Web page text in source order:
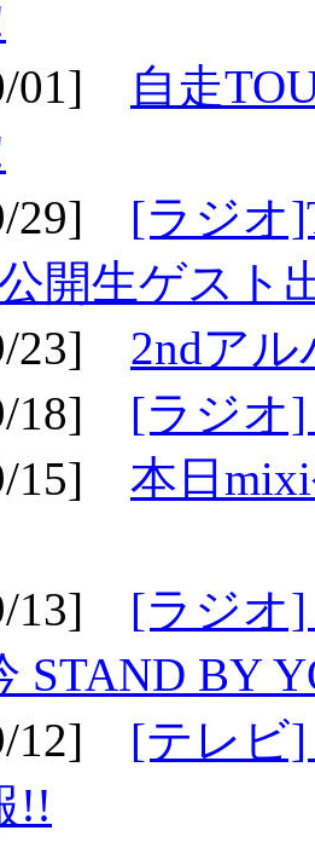
01]
自走
29] [ラジオ
開生ゲスト
23] 2ndア
18] [ラジオ
15] 本日
13] [ラジオ]
STAND BY
12] [テレビ]
!!